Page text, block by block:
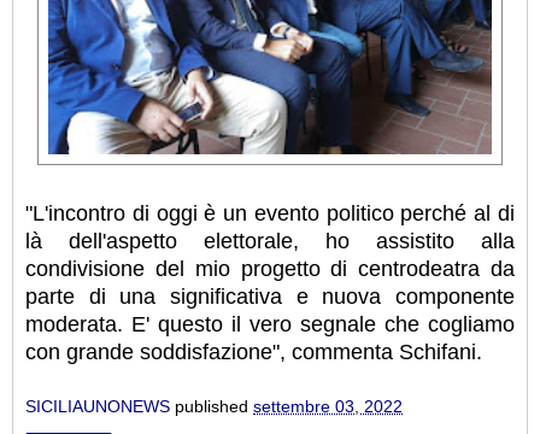
"L'incontro di oggi è un evento politico perché al di
là dell'aspetto elettorale, ho assistito alla
condivisione del mio progetto di centrodeatra da
parte di una significativa e nuova componente
moderata. E' questo il vero segnale che cogliamo
con grande soddisfazione", commenta Schifani.
SICILIAUNONEWS published settembre 03, 2022